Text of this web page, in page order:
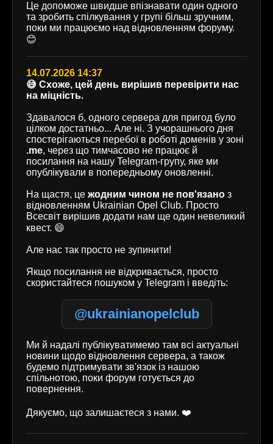
Це допоможе швидше впізнавати один одного
та зробить спілкування у групі більш зручним,
поки ми працюємо над відновленням форуму.
😊
14.07.2026 14:37
😅 Схоже, цей день вирішив перевірити нас
на міцність.
Здавалося б, одного сервера для пригод було
цілком достатньо... Але ні. З учорашнього дня
спостерігаються перебої в роботі доменів у зоні
.me, через що тимчасово не працює й
посилання на нашу Telegram-групу, яке ми
опублікували в попередньому оновленні.
На щастя, це жодним чином не пов'язано з
відновленням Ukrainian Opel Club. Просто
Всесвіт вирішив додати нам ще один невеликий
квест. 😄
Але нас так просто не зупинити!
Якщо посилання не відкривається, просто
скористайтеся пошуком у Telegram і введіть:
@ukrainianopelclub
Ми й надалі публікуватимемо там всі актуальні
новини щодо відновлення сервера, а також
будемо підтримувати зв'язок із нашою
спільнотою, поки форум готується до
повернення.
Дякуємо, що залишаєтеся з нами. ❤️